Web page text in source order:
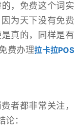
，免费这个词实
为天下没有免费
真的，同样是有
费办理拉卡拉POS
者都非常关注，
：